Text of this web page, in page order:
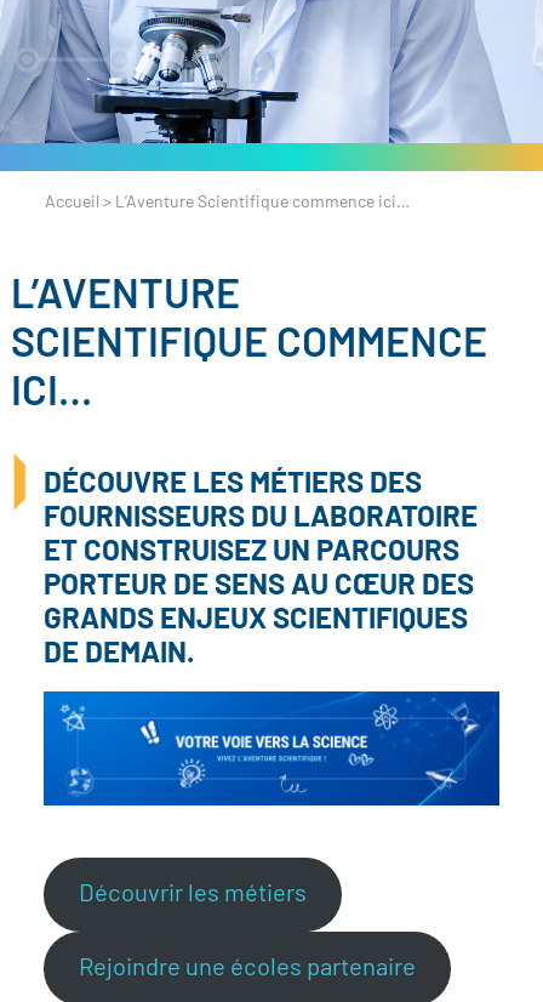
Accueil > L’Aventure Scientifique commence ici…
L’AVENTURE
SCIENTIFIQUE COMMENCE
ICI…
DÉCOUVRE LES MÉTIERS DES
FOURNISSEURS DU LABORATOIRE
ET CONSTRUISEZ UN PARCOURS
PORTEUR DE SENS AU CŒUR DES
GRANDS ENJEUX SCIENTIFIQUES
DE DEMAIN.
Découvrir les métiers
Rejoindre une écoles partenaire